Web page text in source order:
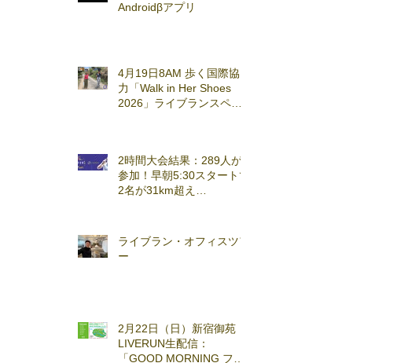
Androidβアプリ
4月19日8AM 歩く国際協
力「Walk in Her Shoes
2026」ライブランスペシ
2時間大会結果：289人が
参加！早朝5:30スタートで
2名が31km超え
ライブラン・オフィスツア
ー
2月22日（日）新宿御苑
LIVERUN生配信：
「GOOD MORNING ファ